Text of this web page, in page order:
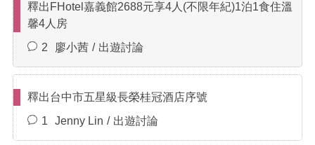
釋出FHotel嘉義館2688元享4人(不限年紀)1泊1食住溫
馨4人房
2
廖小茜 出遊討論
釋出台中市五星級長榮桂冠酒店序號
1
Jenny Lin 出遊討論